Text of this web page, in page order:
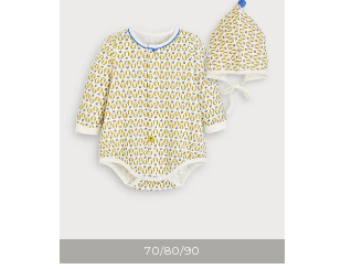
70/80/90